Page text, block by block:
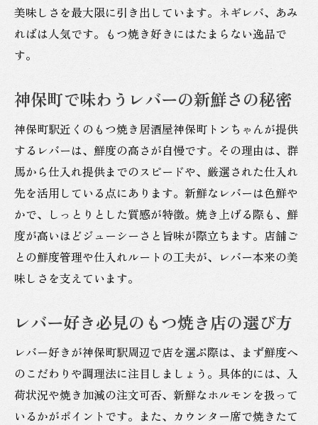
神保町駅周辺で話題のもつ焼き楽しみ方
ホルモン料理の奥深さとレバーの魅力
もつ焼きの本場で味わうレバーの基本知識
新鮮レバー選びのポイントと見分け方
神保町のもつ焼き店で体験する焼きたてレ
バー
レバーを美味しく食べるための焼き方のコ
ツ
もつ焼き初心者が知っておくべきレバーの
特徴
鮮度にこだわる神保町のもつ焼き体験
神保町駅近くで味わう絶品もつ焼きレバー
居酒屋で人気のもつ焼きとレバーの楽しみ
方
仕事帰りにおすすめのレバーが美味しい店
探し
美味しさを最大限に引き出しています。ネギレバ、あみ
ればは人気です。もつ焼き好きにはたまらない逸品で
す。
神保町で味わうレバーの新鮮さの秘密
神保町駅近くのもつ焼き居酒屋神保町トンちゃんが提供
するレバーは、鮮度の高さが自慢です。その理由は、群
馬から仕入れ提供までのスピードや、厳選された仕入れ
先を活用している点にあります。新鮮なレバーは色鮮や
かで、しっとりとした質感が特徴。焼き上げる際も、鮮
度が高いほどジューシーさと旨味が際立ちます。店舗ご
との鮮度管理や仕入れルートの工夫が、レバー本来の美
味しさを支えています。
レバー好き必見のもつ焼き店の選び方
レバー好きが神保町駅周辺で店を選ぶ際は、まず鮮度へ
のこだわりや調理法に注目しましょう。具体的には、入
荷状況や焼き加減の注文可否、新鮮なホルモンを扱って
いるかがポイントです。また、カウンター席で焼きたて